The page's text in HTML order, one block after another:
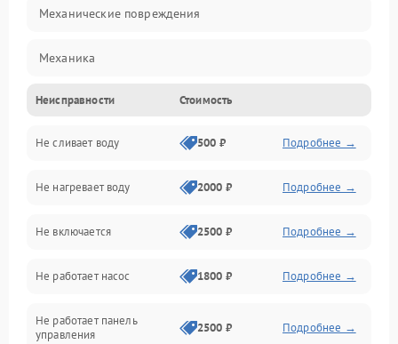
Механические повреждения
Механика
Управление
Электропитание
Датчики
Нагрев
Вода
Гигиена
Неисправности Стоимость
Не сливает воду 500 ₽ Подробнее →
Не нагревает воду 2000 ₽ Подробнее →
Не включается 2500 ₽ Подробнее →
Не работает насос 1800 ₽ Подробнее →
Не работает панель
управления
2500 ₽ Подробнее →